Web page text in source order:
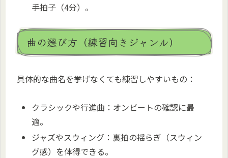
手拍子（4分）。
曲の選び方（練習向きジャンル）
具体的な曲名を挙げなくても練習しやすいもの：
クラシックや行進曲：オンビートの確認に最
適。
ジャズやスウィング：裏拍の揺らぎ（スウィン
グ感）を体得できる。